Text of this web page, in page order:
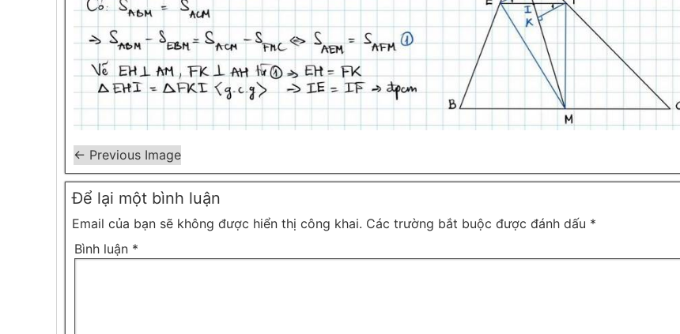
← Previous Image
Để lại một bình luận
Email của bạn sẽ không được hiển thị công khai. Các trường bắt buộc được đánh dấu *
Bình luận *